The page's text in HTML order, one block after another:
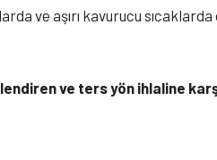
ve aşırı kavurucu
ve ters yön ihlaline